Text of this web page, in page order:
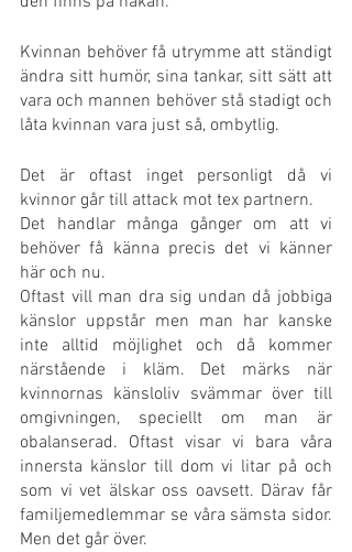
Kvinnan behöver få utrymme att ständigt
ändra sitt humör, sina tankar, sitt sätt att
vara och mannen behöver stå stadigt och
låta kvinnan vara just så, ombytlig.
Det är oftast inget personligt då vi
kvinnor går till attack mot tex partnern.
Det handlar många gånger om att vi
behöver få känna precis det vi känner
här och nu.
Oftast vill man dra sig undan då jobbiga
känslor uppstår men man har kanske
inte alltid möjlighet och då kommer
närstående i kläm. Det märks när
kvinnornas känsloliv svämmar över till
omgivningen, speciellt om man är
obalanserad. Oftast visar vi bara våra
innersta känslor till dom vi litar på och
som vi vet älskar oss oavsett. Därav får
familjemedlemmar se våra sämsta sidor.
Men det går över.